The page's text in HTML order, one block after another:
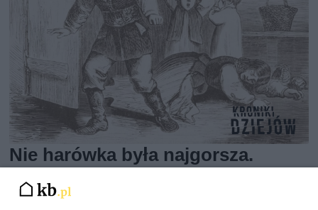
Nie harówka była najgorsza.
Prawdziwy koszmar chłopek
zaczynał się po zamknięciu drzwi